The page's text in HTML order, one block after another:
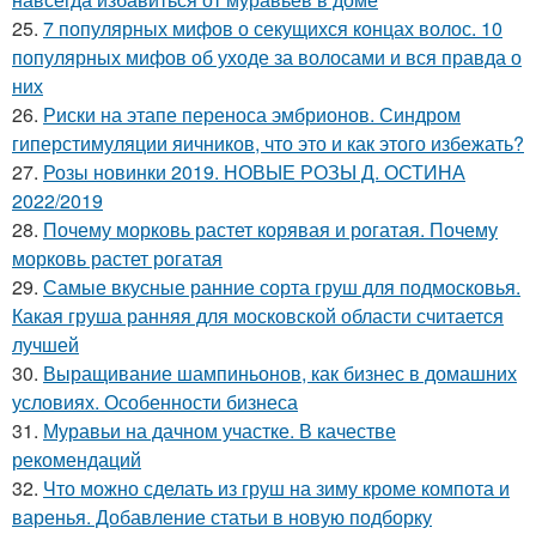
25. 7 популярных мифов о секущихся концах волос. 10
популярных мифов об уходе за волосами и вся правда о
них
26. Риски на этапе переноса эмбрионов. Синдром
гиперстимуляции яичников, что это и как этого избежать?
27. Розы новинки 2019. НОВЫЕ РОЗЫ Д. ОСТИНА
2022/2019
28. Почему морковь растет корявая и рогатая. Почему
морковь растет рогатая
29. Самые вкусные ранние сорта груш для подмосковья.
Какая груша ранняя для московской области считается
лучшей
30. Выращивание шампиньонов, как бизнес в домашних
условиях. Особенности бизнеса
31. Муравьи на дачном участке. В качестве
рекомендаций
32. Что можно сделать из груш на зиму кроме компота и
варенья. Добавление статьи в новую подборку